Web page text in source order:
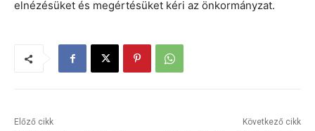
elnézésüket és megértésüket kéri az önkormányzat.
Előző cikk Következő cikk